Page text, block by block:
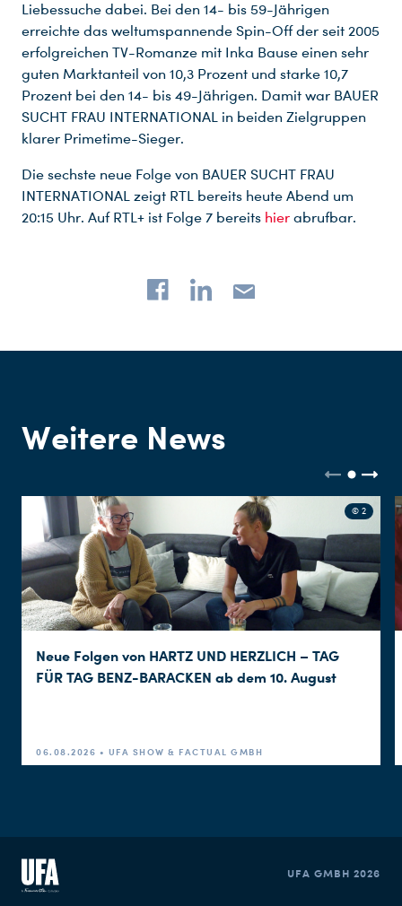
Liebessuche dabei. Bei den 14- bis 59-Jährigen
erreichte das weltumspannende Spin-Off der seit 2005
erfolgreichen TV-Romanze mit Inka Bause einen sehr
guten Marktanteil von 10,3 Prozent und starke 10,7
Prozent bei den 14- bis 49-Jährigen. Damit war BAUER
SUCHT FRAU INTERNATIONAL in beiden Zielgruppen
klarer Primetime-Sieger.
Die sechste neue Folge von BAUER SUCHT FRAU
INTERNATIONAL zeigt RTL bereits heute Abend um
20:15 Uhr. Auf RTL+ ist Folge 7 bereits hier abrufbar.
Weitere News
© 2
Neue Folgen von HARTZ UND HERZLICH – TAG
FÜR TAG BENZ-BARACKEN ab dem 10. August
06.08.2026 • UFA SHOW & FACTUAL GMBH
UFA GMBH 2026